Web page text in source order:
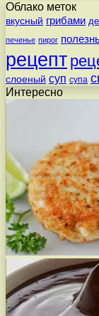
Облако меток
вкусный грибами
печенье пирог
рецепт
слоеный суп супа
Интересно